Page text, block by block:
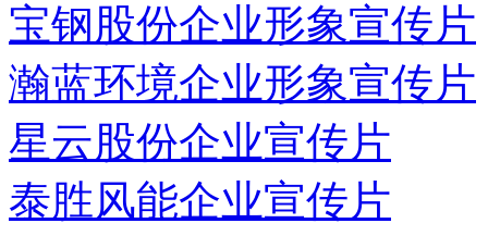
宝钢股份企业形象宣传片
瀚蓝环境企业形象宣传片
星云股份企业宣传片
泰胜风能企业宣传片